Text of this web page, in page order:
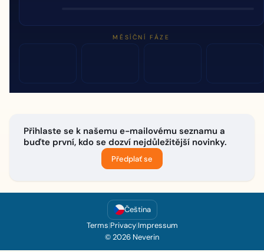
MĚSÍČNÍ FÁZE
Přihlaste se k našemu e-mailovému seznamu a
buďte první, kdo se dozví nejdůležitější novinky.
Předplať se
Čeština
Terms|Privacy|Impressum
© 2026 Neverin